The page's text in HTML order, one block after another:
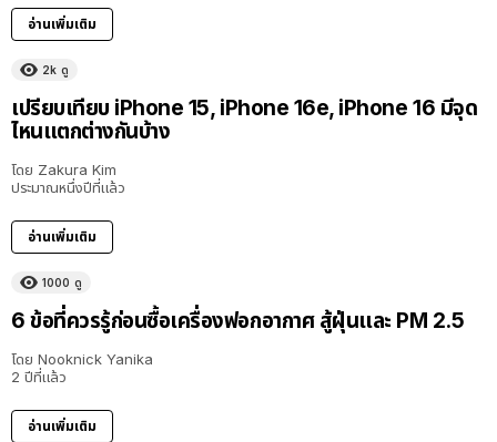
อ่านเพิ่มเติม
2k ดู
เปรียบเทียบ iPhone 15, iPhone 16e, iPhone 16 มีจุด
ไหนแตกต่างกันบ้าง
โดย Zakura Kim
ประมาณหนึ่งปีที่แล้ว
อ่านเพิ่มเติม
1000 ดู
6 ข้อที่ควรรู้ก่อนซื้อเครื่องฟอกอากาศ สู้ฝุ่นและ PM 2.5
โดย Nooknick Yanika
2 ปีที่แล้ว
อ่านเพิ่มเติม